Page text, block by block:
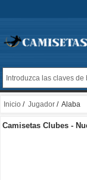
Inicio / Jugador / Alaba
Camisetas Clubes -